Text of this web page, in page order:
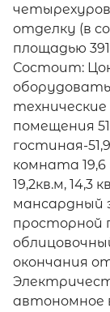
отделку (в
площадью
Состоит:
помещения
гостиная-
комната
19,2кв.м, 14,3
мансардный
просторной
окончания
автономное